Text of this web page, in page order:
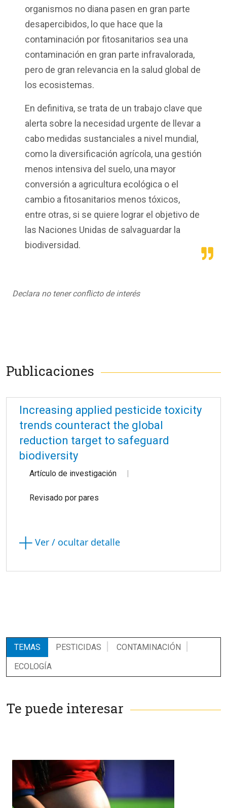
organismos no diana pasen en gran parte
desapercibidos, l o que hace que la
contaminación por fitosanitarios sea una
contaminación en gran parte infravalorada,
pero de gran relevancia en la salud global de
los ecosistemas.
En definitiva, se trata de un trabajo clave que
alerta sobre la necesidad urgente de llevar a
cabo medidas sustanciales a nivel mundial,
como la diversificación agrícola, una gestión
menos intensiva del suelo, una mayor
conversión a agricultura ecológica o el
cambio a fitosanitarios menos tóxicos,
entre otras, si se quiere lograr el objetivo de
las Naciones Unidas de salvaguardar la
biodiversidad.
Declara no tener conflicto de interés
Publicaciones
Increasing applied pesticide toxicity
trends counteract the global
reduction target to safeguard
biodiversity
Artículo de investigación
Revisado por pares
Ver / ocultar detalle
TEMAS PESTICIDAS
CONTAMINACIÓN
ECOLOGÍA
Te puede interesar